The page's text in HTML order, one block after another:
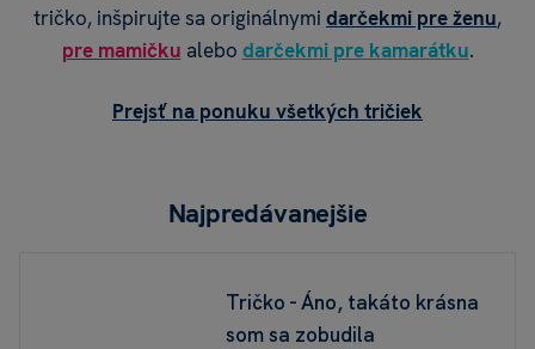
tričko, inšpirujte sa originálnymi darčekmi pre ženu,
pre mamičku alebo darčekmi pre kamarátku.
Prejsť na ponuku všetkých tričiek
Najpredávanejšie
Tričko - Áno, takáto krásna
som sa zobudila